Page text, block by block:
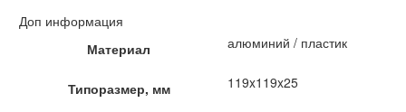
Доп информация
Материал
алюминий / пластик
Типоразмер, мм 119x119x25